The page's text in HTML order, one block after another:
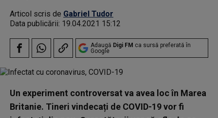
Articol scris de Gabriel Tudor
Data publicării: 19.04.2021 15:12
Adaugă Digi FM ca sursă preferată în
Google
Un experiment controversat va avea loc în Marea
Britanie. Tineri vindecați de COVID-19 vor fi